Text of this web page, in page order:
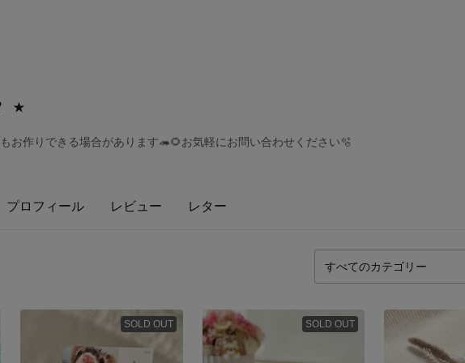
⋆
お作りできる場合があります🦔🌻お気軽にお問い合わせください🫧
プロフィール レビュー レター
SOLD OUT SOLD OUT